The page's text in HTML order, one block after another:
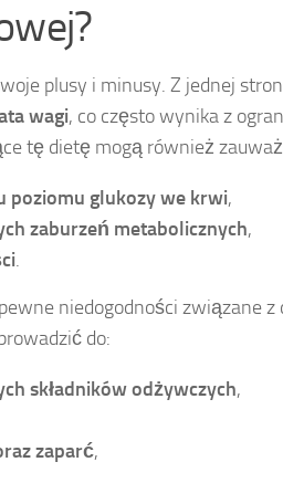
plusy i minusy. Z jednej
wagi, co często wynika z
tę dietę mogą również
glukozy we krwi,
zaburzeń metabolicznych,
.
niedogodności związane z
do:
składników odżywczych,
zaparć,